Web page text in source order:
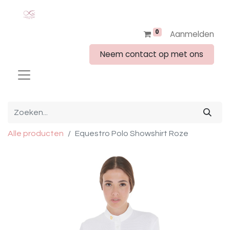
0
Aanmelden
Neem contact op met ons
Alle producten Equestro Polo Showshirt Roze